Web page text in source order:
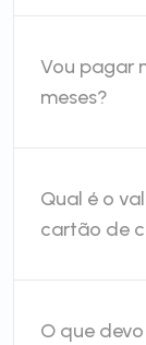
Vou pagar
meses?
Qual é o
cartão de
O que